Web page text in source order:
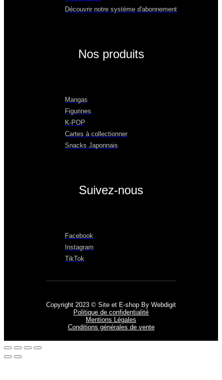
Découvrir notre système d'abonnement
Nos produits
Mangas
Figurines
K-POP
Cartes à collectionner
Snacks Japonnais
Suivez-nous
Facebook
Instagram
TikTok
Copyright 2023 © Site et E-shop By Webdigit
Politique de confidentialité
Mentions Légales
Conditions générales de vente